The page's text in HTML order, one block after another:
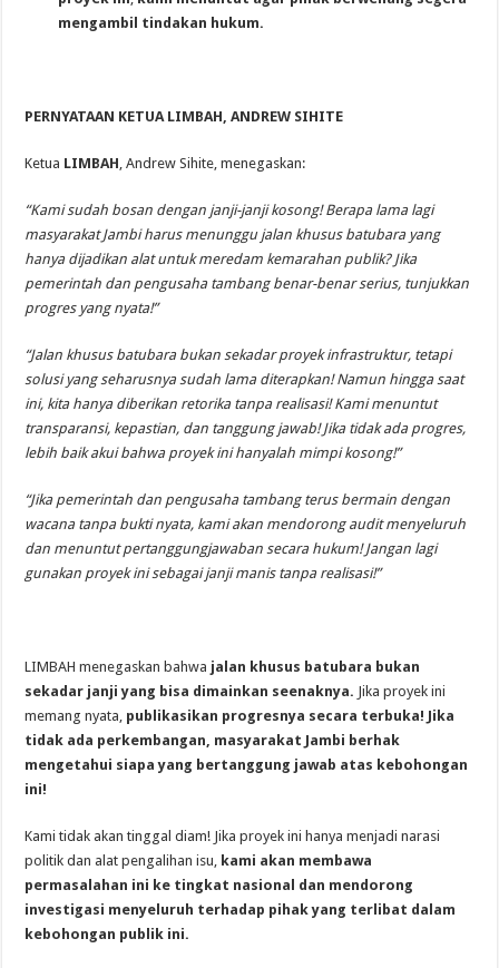
mengambil tindakan hukum.
PERNYATAAN KETUA LIMBAH, ANDREW SIHITE
Ketua LIMBAH, Andrew Sihite, menegaskan:
“Kami sudah bosan dengan janji-janji kosong! Berapa lama lagi
masyarakat Jambi harus menunggu jalan khusus batubara yang
hanya dijadikan alat untuk meredam kemarahan publik? Jika
pemerintah dan pengusaha tambang benar-benar serius, tunjukkan
progres yang nyata!”
“Jalan khusus batubara bukan sekadar proyek infrastruktur, tetapi
solusi yang seharusnya sudah lama diterapkan! Namun hingga saat
ini, kita hanya diberikan retorika tanpa realisasi! Kami menuntut
transparansi, kepastian, dan tanggung jawab! Jika tidak ada progres,
lebih baik akui bahwa proyek ini hanyalah mimpi kosong!”
“Jika pemerintah dan pengusaha tambang terus bermain dengan
wacana tanpa bukti nyata, kami akan mendorong audit menyeluruh
dan menuntut pertanggungjawaban secara hukum! Jangan lagi
gunakan proyek ini sebagai janji manis tanpa realisasi!”
LIMBAH menegaskan bahwa jalan khusus batubara bukan
sekadar janji yang bisa dimainkan seenaknya. Jika proyek ini
memang nyata, publikasikan progresnya secara terbuka! Jika
tidak ada perkembangan, masyarakat Jambi berhak
mengetahui siapa yang bertanggung jawab atas kebohongan
ini!
Kami tidak akan tinggal diam! Jika proyek ini hanya menjadi narasi
politik dan alat pengalihan isu, kami akan membawa
permasalahan ini ke tingkat nasional dan mendorong
investigasi menyeluruh terhadap pihak yang terlibat dalam
kebohongan publik ini.